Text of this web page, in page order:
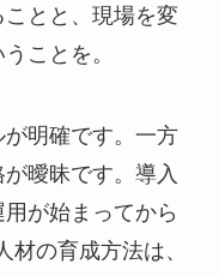
とと、現場を変
ことを。
明確です。一方
曖昧です。導入
が始まってから
の育成方法は、